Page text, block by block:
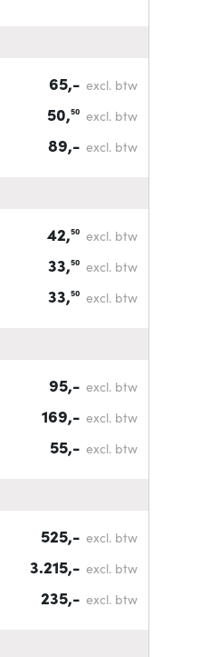
65,- excl. btw
50,50 excl. btw
89,- excl. btw
42,50 excl. btw
33,50 excl. btw
33,50 excl. btw
95,- excl. btw
169,- excl. btw
55,- excl. btw
525,- excl. btw
3.215,- excl. btw
235,- excl. btw